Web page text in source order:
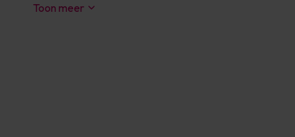
Toon meer